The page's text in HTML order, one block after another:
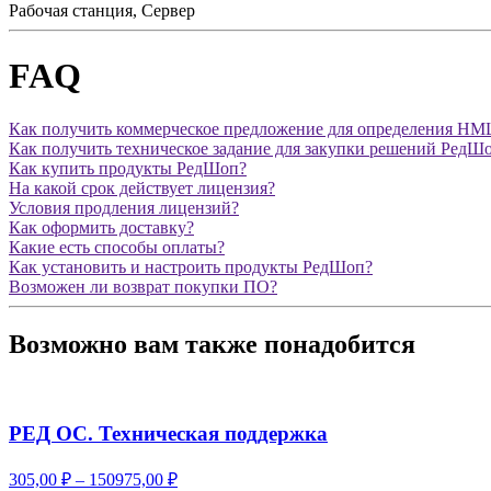
Рабочая станция, Сервер
FAQ
Как получить коммерческое предложение для определения
Как получить техническое задание для закупки решений
Как купить продукты РедШоп?
На какой срок действует лицензия?
Условия продления лицензий?
Как оформить доставку?
Какие есть способы оплаты?
Как установить и настроить продукты РедШоп?
Возможен ли возврат покупки ПО?
Возможно вам также понадобится
РЕД ОС. Техническая поддержка
305,00 ₽ – 150975,00 ₽